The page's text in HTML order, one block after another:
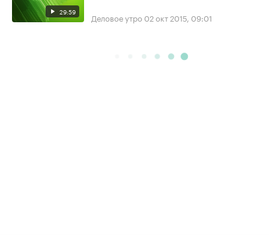
29:59 Деловое утро 02 окт 2015, 09:01